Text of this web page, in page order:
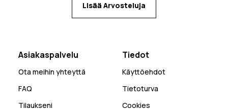
Lisää Arvosteluja
Asiakaspalvelu
Ota meihin yhteyttä
FAQ
Tilaukseni
Tiedot
Käyttöehdot
Tietoturva
Cookies